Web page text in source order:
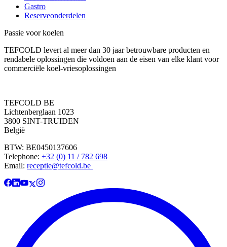
Gastro
Reserveonderdelen
Passie voor koelen
TEFCOLD levert al meer dan 30 jaar betrouwbare producten en
rendabele oplossingen die voldoen aan de eisen van elke klant voor
commerciële koel-vriesoplossingen
TEFCOLD BE
Lichtenberglaan 1023
3800 SINT-TRUIDEN
België
BTW: BE0450137606
Telephone: +32 (0) 11 / 782 698
Email: receptie@tefcold.be